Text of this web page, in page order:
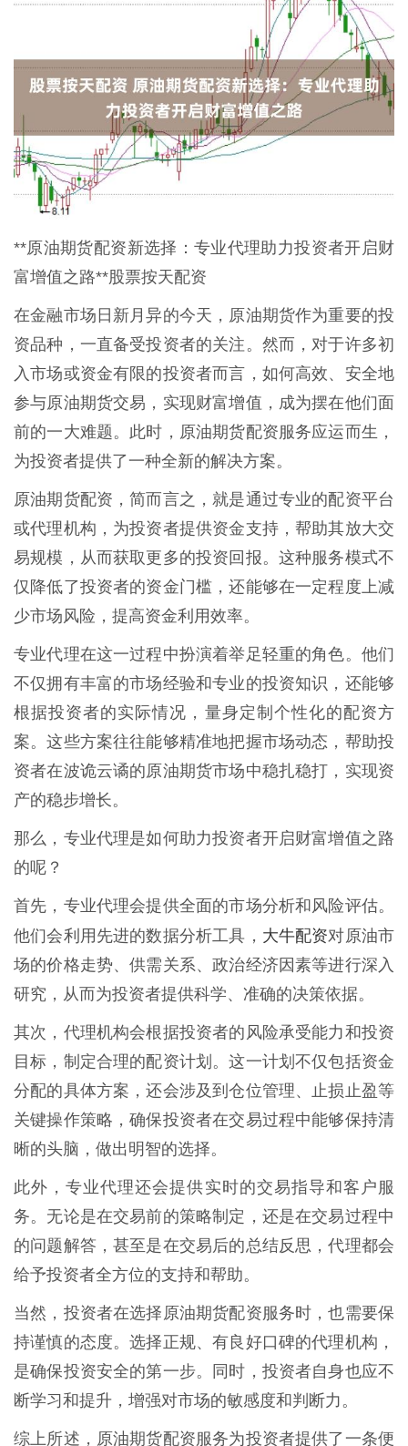
**原油期货配资新选择：专业代理助力投资者开启财
富增值之路**股票按天配资
在金融市场日新月异的今天，原油期货作为重要的投
资品种，一直备受投资者的关注。然而，对于许多初
入市场或资金有限的投资者而言，如何高效、安全地
参与原油期货交易，实现财富增值，成为摆在他们面
前的一大难题。此时，原油期货配资服务应运而生，
为投资者提供了一种全新的解决方案。
原油期货配资，简而言之，就是通过专业的配资平台
或代理机构，为投资者提供资金支持，帮助其放大交
易规模，从而获取更多的投资回报。这种服务模式不
仅降低了投资者的资金门槛，还能够在一定程度上减
少市场风险，提高资金利用效率。
专业代理在这一过程中扮演着举足轻重的角色。他们
不仅拥有丰富的市场经验和专业的投资知识，还能够
根据投资者的实际情况，量身定制个性化的配资方
案。这些方案往往能够精准地把握市场动态，帮助投
资者在波诡云谲的原油期货市场中稳扎稳打，实现资
产的稳步增长。
那么，专业代理是如何助力投资者开启财富增值之路
的呢？
首先，专业代理会提供全面的市场分析和风险评估。
他们会利用先进的数据分析工具， 大牛配资对原油市
场的价格走势、供需关系、政治经济因素等进行深入
研究，从而为投资者提供科学、准确的决策依据。
其次，代理机构会根据投资者的风险承受能力和投资
目标，制定合理的配资计划。这一计划不仅包括资金
分配的具体方案，还会涉及到仓位管理、止损止盈等
关键操作策略，确保投资者在交易过程中能够保持清
晰的头脑，做出明智的选择。
此外，专业代理还会提供实时的交易指导和客户服
务。无论是在交易前的策略制定，还是在交易过程中
的问题解答，甚至是在交易后的总结反思，代理都会
给予投资者全方位的支持和帮助。
当然，投资者在选择原油期货配资服务时，也需要保
持谨慎的态度。选择正规、有良好口碑的代理机构，
是确保投资安全的第一步。同时，投资者自身也应不
断学习和提升，增强对市场的敏感度和判断力。
综上所述，原油期货配资服务为投资者提供了一条便